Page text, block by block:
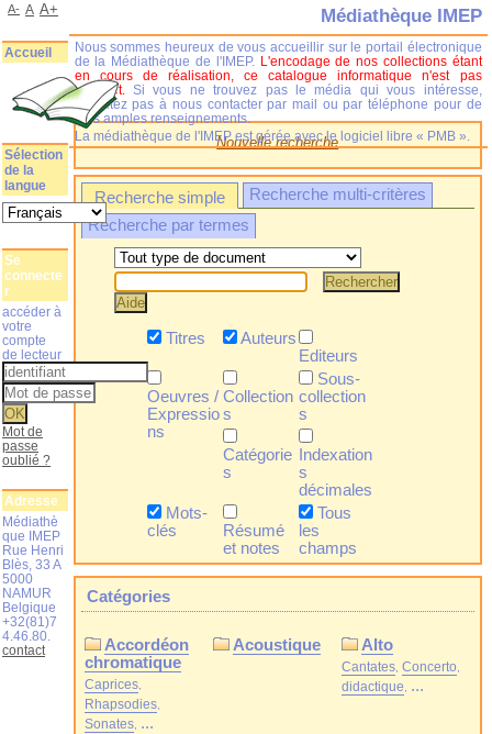
Nouvelle recherche
Recherche simple
Recherche multi-critères
Recherche par termes
Titres
Auteurs
Editeurs
Oeuvres /
Expressio
ns
Collection
s
Sous-
collection
s
Catégorie
s
Indexation
s
décimales
Mots-
clés
Résumé
et notes
Tous
les
champs
Catégories
Accordéon
chromatique
Caprices
Rhapsodies
Sonates ...
Acoustique Alto
Cantates Concerto
didactique ...
Médiathèque IMEP
Nous sommes heureux de vous accueillir sur le portail électronique
de la Médiathèque de l'IMEP. L'encodage de nos collections étant
en cours de réalisation, ce catalogue informatique n'est pas
complet.
Si vous ne trouvez pas le média qui vous intéresse,
n'hésitez pas à nous contacter par mail ou par téléphone pour de
plus amples renseignements.
La médiathèque de l'IMEP est gérée avec le logiciel libre « PMB ».
A- A A+
Accueil
Sélection
de la
langue
Se
connecte
r
accéder à
votre
compte
de lecteur
Mot de
passe
oublié ?
Adresse
Médiathè
que IMEP
Rue Henri
Blès, 33 A
5000
NAMUR
Belgique
+32(81)7
4.46.80.
contact